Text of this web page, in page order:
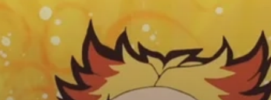
Đang mở https://giaydabonghana.com/rengoku